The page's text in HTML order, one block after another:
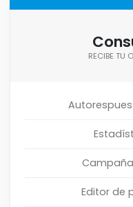
RECIBE TU
Editor de